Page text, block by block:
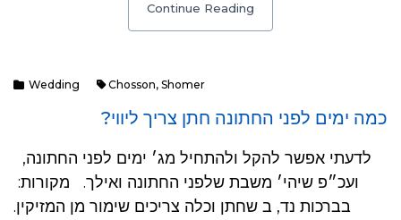
Continue Reading
Wedding Chosson, Shomer
כמה ימים לפני החתונה חתן צריך ליווי?
ועכ״פ שיהי׳ משבת שלפני החתונה ואילך. מקורות:
בברכות נד, ב שחתן וכלה צריכים שימור מן המזיקין.